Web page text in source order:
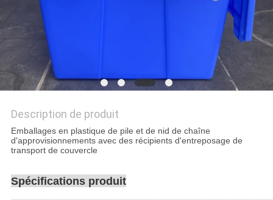
PRIVACY
POLICY
Description de produit
Emballages en plastique de pile et de nid de chaîne
d'approvisionnements avec des récipients d'entreposage de
transport de couvercle
Spécifications produit